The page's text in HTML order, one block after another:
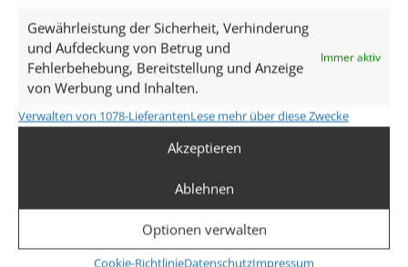
Gewährleistung der Sicherheit, Verhinderung
und Aufdeckung von Betrug und
Fehlerbehebung, Bereitstellung und Anzeige
von Werbung und Inhalten.
Immer aktiv
Verwalten von 1078-LieferantenLese mehr über diese Zwecke
Akzeptieren
Ablehnen
Optionen verwalten
Cookie-RichtlinieDatenschutzImpressum
82×82×25mm
Lochausschnitt Ø
60–68mm
Spannung (V)